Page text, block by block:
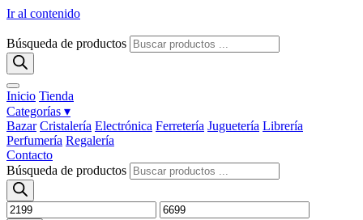
Ir al contenido
Búsqueda de productos
Inicio Tienda
Categorías ▾
Bazar Cristalería Electrónica Ferretería Juguetería Librería
Perfumería Regalería
Contacto
Búsqueda de productos